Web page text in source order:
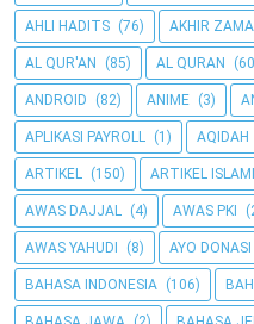
AHLI HADITS (76) AKHIR
AL QUR'AN (85) AL QURAN
ANDROID (82) ANIME (3)
APLIKASI PAYROLL (1) AQIDAH
ARTIKEL (150) ARTIKEL ISLAMI
AWAS DAJJAL (4) AWAS PKI
AWAS YAHUDI (8) AYO DONASI
BAHASA INDONESIA (106)